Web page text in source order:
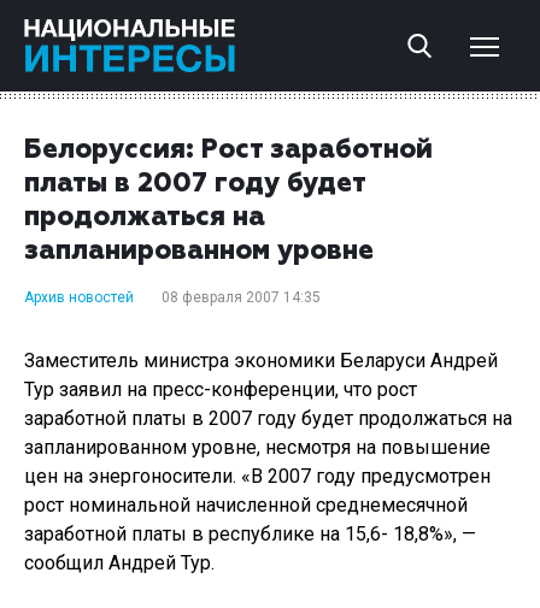
Белоруссия: Рост заработной
платы в 2007 году будет
продолжаться на
запланированном уровне
Архив новостей 08 февраля 2007 14:35
Заместитель министра экономики Беларуси Андрей
Тур заявил на пресс-конференции, что рост
заработной платы в 2007 году будет продолжаться на
запланированном уровне, несмотря на повышение
цен на энергоносители. «В 2007 году предусмотрен
рост номинальной начисленной среднемесячной
заработной платы в республике на 15,6- 18,8%», —
сообщил Андрей Тур.